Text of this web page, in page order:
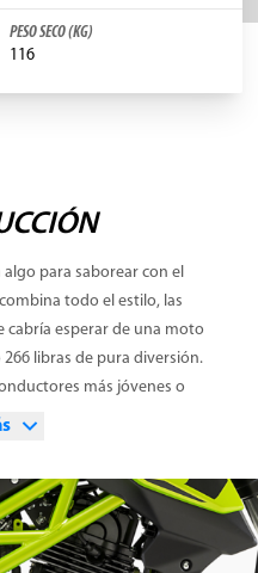
PESO SECO (KG)
116
para saborear con el
todo el estilo, las
cabría esperar de una moto
libras de pura diversión.
más jóvenes o
fácil de conducir (y
en su clase, como 135 cc
aceite para una potencia
en cabeza que acciona 4